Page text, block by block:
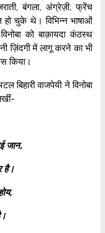
बंगला, अंग्रेज़ी, फ्रेंच
हो चुके थे। विभिन्‍न भाषाओं
को बाक़ायदा कंठस्‍थ
ज़िंदगी में लागू करने का भी
किया।
बिहारी वाजपेयी ने विनोबा
जान,
है।